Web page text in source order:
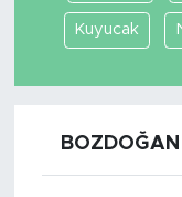
Kuyucak